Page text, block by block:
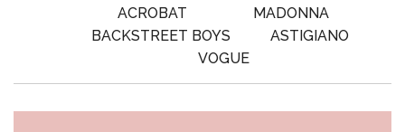
ACROBAT
MADONNA
BACKSTREET BOYS
ASTIGIANO
VOGUE